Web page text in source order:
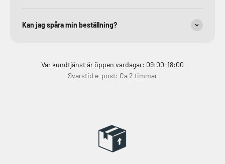
Kan jag spåra min beställning?
Vår kundtjänst är öppen vardagar: 09:00-18:00
Svarstid e-post: Ca 2 timmar